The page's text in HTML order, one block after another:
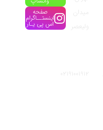
میدان
ولیعصر
02191001912
صفحه
اینستــاگرام
اس پی یـار